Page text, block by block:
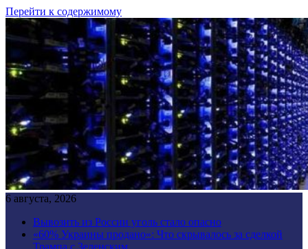
Перейти к содержимому
6 августа, 2026
Вывозить из России уголь стало опасно
«60% Украины продано»: Что скрывалось за сделкой
Трампа с Зеленским